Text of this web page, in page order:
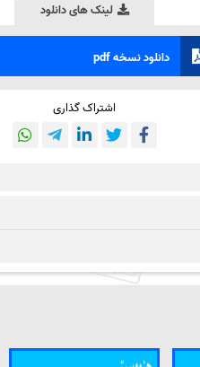
لینک های دانلود
دانلود نسخه pdf
اشتراک گذاری